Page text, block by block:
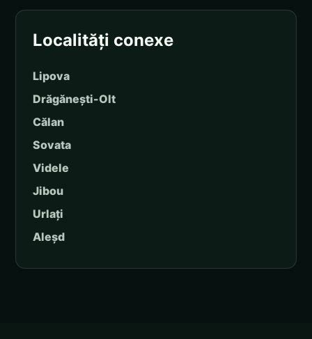
Localități conexe
Lipova
Drăgănești-Olt
Călan
Sovata
Videle
Jibou
Urlați
Aleșd